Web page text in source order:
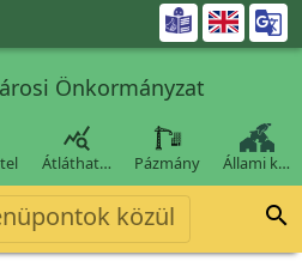

Önkormányzat

Átláthat… Pázmány Állami k…
közül 